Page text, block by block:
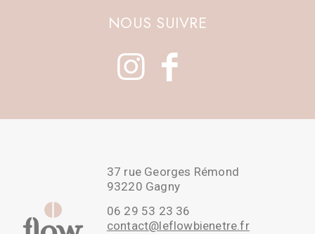
NOUS SUIVRE
37 rue Georges Rémond
93220 Gagny
06 29 53 23 36
contact@leflowbienetre.fr